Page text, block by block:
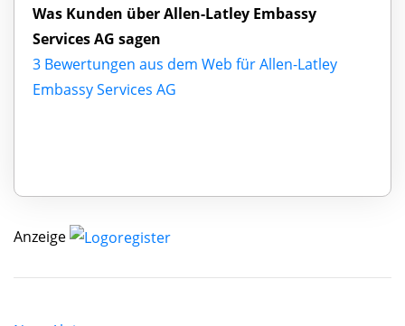
Was Kunden über Allen-Latley Embassy
Services AG sagen
3 Bewertungen aus dem Web für Allen-Latley
Embassy Services AG
Anzeige